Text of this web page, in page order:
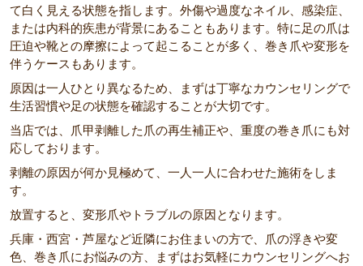
て白く見える状態を指します。外傷や過度なネイル、感染症、
または内科的疾患が背景にあることもあります。特に足の爪は
圧迫や靴との摩擦によって起こることが多く、巻き爪や変形を
伴うケースもあります。
原因は一人ひとり異なるため、まずは丁寧なカウンセリングで
生活習慣や足の状態を確認することが大切です。
当店では、爪甲剥離した爪の再生補正や、重度の巻き爪にも対
応しております。
剥離の原因が何か見極めて、一人一人に合わせた施術をしま
す。
放置すると、変形爪やトラブルの原因となります。
兵庫・西宮・芦屋など近隣にお住まいの方で、爪の浮きや変
色、巻き爪にお悩みの方、まずはお気軽にカウンセリングへお